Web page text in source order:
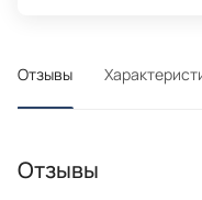
Отзывы
Отзывы